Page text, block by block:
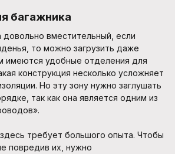
багажника
довольно вместительный, если
то можно загрузить даже
имеются удобные отделения для
конструкция несколько усложняет
Но эту зону нужно заглушать
так как она является одним из
требует большого опыта. Чтобы
повредив их, нужно